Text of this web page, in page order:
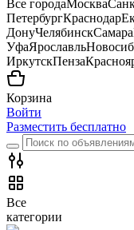
Все городаМосква
ПетербургКраснодар
ДонуЧелябинскСамара
УфаЯрославль
ИркутскПенза
Корзина
Войти
Разместить бесплатно
Все
категории